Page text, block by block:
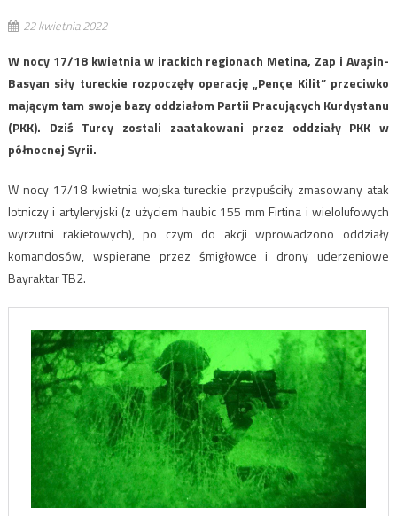
22 kwietnia 2022
W nocy 17/18 kwietnia w irackich regionach Metina, Zap i Avaşin-
Basyan siły tureckie rozpoczęły operację „Pençe Kilit” przeciwko
mającym tam swoje bazy oddziałom Partii Pracujących Kurdystanu
(PKK). Dziś Turcy zostali zaatakowani przez oddziały PKK w
północnej Syrii.
W nocy 17/18 kwietnia wojska tureckie przypuściły zmasowany atak
lotniczy i artyleryjski (z użyciem haubic 155 mm Firtina i wielolufowych
wyrzutni rakietowych), po czym do akcji wprowadzono oddziały
komandosów, wspierane przez śmigłowce i drony uderzeniowe
Bayraktar TB2.